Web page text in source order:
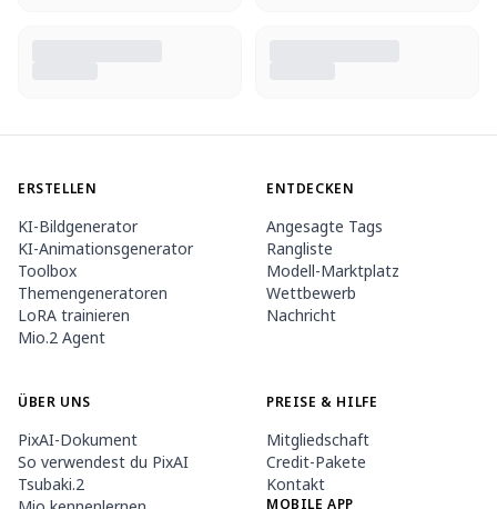
ERSTELLEN
KI-Bildgenerator
KI-Animationsgenerator
Toolbox
Themengeneratoren
LoRA trainieren
Mio.2 Agent
ENTDECKEN
Angesagte Tags
Rangliste
Modell-Marktplatz
Wettbewerb
Nachricht
ÜBER UNS
PixAI-Dokument
So verwendest du PixAI
Tsubaki.2
PREISE & HILFE
Mitgliedschaft
Credit-Pakete
Kontakt
MOBILE APP